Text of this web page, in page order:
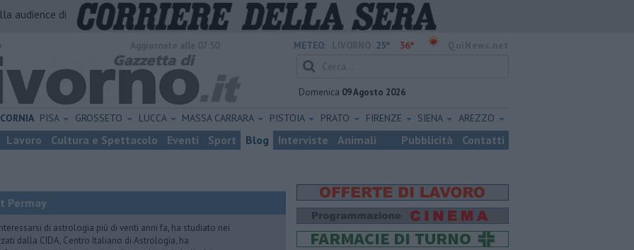
audience di
METEO: 25° 36°
Domenica 09 Agosto 2026
PISA GROSSETO LUCCA MASSA CARRARA PISTOIA PRATO FIRENZE SIENA AREZZO
Lavoro Cultura e Spettacolo Eventi Sport Blog Interviste Animali Pubblicità Contatti
Permay
di astrologia più di venti anni fa, ha studiato nei
dalla CIDA, Centro Italiano di Astrologia, ha